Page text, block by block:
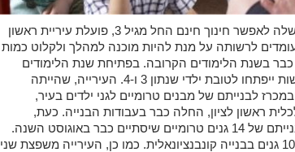
בעקבות החלטת הממשלה לאפשר חינוך חינם החל מגיל 3, פועלת עיריית ראשון
לרשותה על מנת להיות מוכנה למהלך ולקלוט כמות
כבר בשנת הלימודים הקרובה. בפתיחת שנת הלימודים
הבאה 30 כיתות גן חדשות ייפתחו לטובת ילדי שנתון 3 ו-4. העירייה, שהייתה
לבנייתם של מבנים טרומיים לגני ילדים בעיר,
ראשון לציון, החלה כבר בעבודות הבנייה. כעת,
נמצאים בשלב ביצוע בנייתם של 14 גנים טרומיים שיסתיים כבר באוגוסט השנה.
בנוסף לכך, נבנים עוד 10 גנים בבנייה קונבנציונאלית. כמו כן, העירייה משפצת שני